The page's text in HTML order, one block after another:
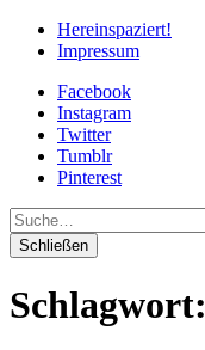
Hereinspaziert!
Impressum
Facebook
Instagram
Twitter
Tumblr
Pinterest
Suche
Schließen
Schlagwort: